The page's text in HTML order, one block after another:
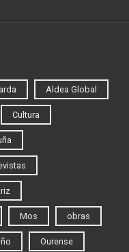
Aldea Global
Cultura
Mos obras
Ourense